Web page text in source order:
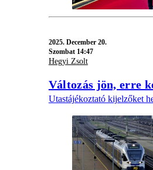
2025. December 20.
Szombat 14:47
Hegyi Zsolt
Változás jön, erre
Utastájékoztató kijelzőket